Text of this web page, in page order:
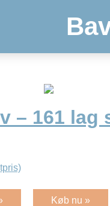
– 161 lag
Køb nu »